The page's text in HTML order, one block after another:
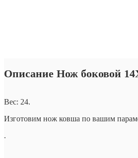
Описание Нож боковой
Вес: 24.
Изготовим нож ковша по вашим
.